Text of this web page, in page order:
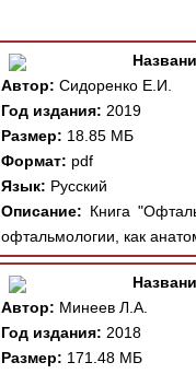
Автор: Сидоренко Е.И.
Год издания: 2019
Размер: 18.85 МБ
Формат: pdf
Язык: Русский
Описание: Книга
офтальмологии, как
Автор: Минеев Л.А.
Год издания: 2018
Размер: 171.48 МБ